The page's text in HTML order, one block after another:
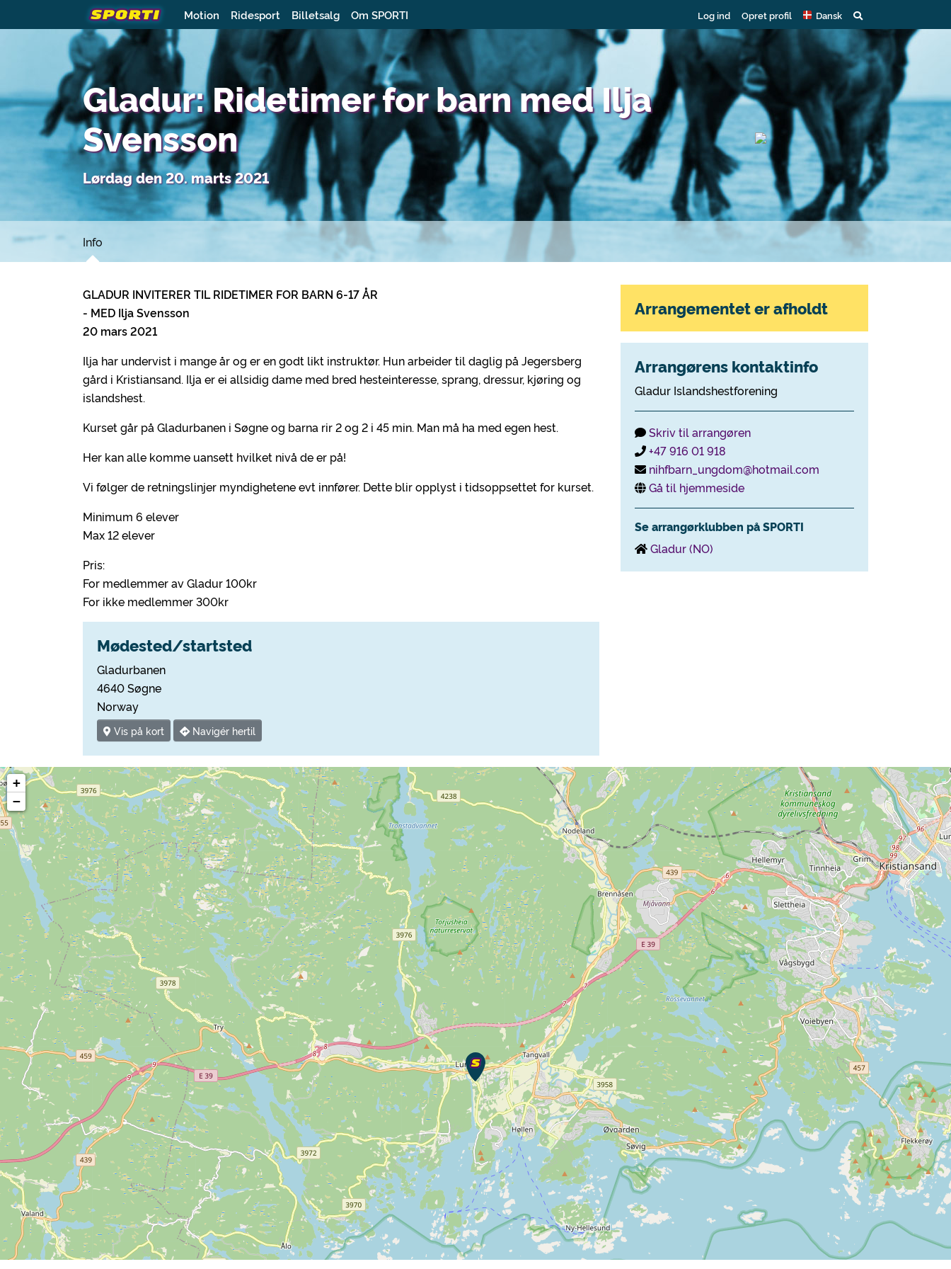
Motion Ridesport Billetsalg Om SPORTI Log ind Opret profil Dansk
Gladur: Ridetimer for barn med Ilja
Svensson
Lørdag den 20. marts 2021
Info
GLADUR INVITERER TIL RIDETIMER FOR BARN 6-17 ÅR
- MED Ilja Svensson
20 mars 2021
Ilja har undervist i mange år og er en godt likt instruktør. Hun arbeider til daglig på Jegersberg
gård i Kristiansand. Ilja er ei allsidig dame med bred hesteinteresse, sprang, dressur, kjøring og
islandshest.
Kurset går på Gladurbanen i Søgne og barna rir 2 og 2 i 45 min. Man må ha med egen hest.
Her kan alle komme uansett hvilket nivå de er på!
Vi følger de retningslinjer myndighetene evt innfører. Dette blir opplyst i tidsoppsettet for kurset.
Minimum 6 elever
Max 12 elever
Pris:
For medlemmer av Gladur 100kr
For ikke medlemmer 300kr
Mødested/startsted
Gladurbanen
4640 Søgne
Norway
Vis på kort Navigér hertil
Arrangementet er afholdt
Arrangørens kontaktinfo
Gladur Islandshestforening
Skriv til arrangøren
+47 916 01 918
nihfbarn_ungdom@hotmail.com
Gå til hjemmeside
Se arrangørklubben på SPORTI
Gladur (NO)
+
−